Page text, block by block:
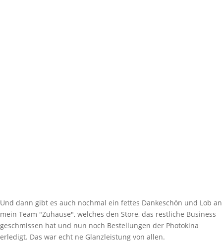
Und dann gibt es auch nochmal ein fettes Dankeschön und Lob an
mein Team "Zuhause", welches den Store, das restliche Business
geschmissen hat und nun noch Bestellungen der Photokina
erledigt. Das war echt ne Glanzleistung von allen.